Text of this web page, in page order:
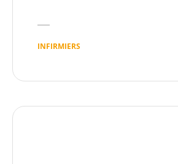
INFIRMIERS